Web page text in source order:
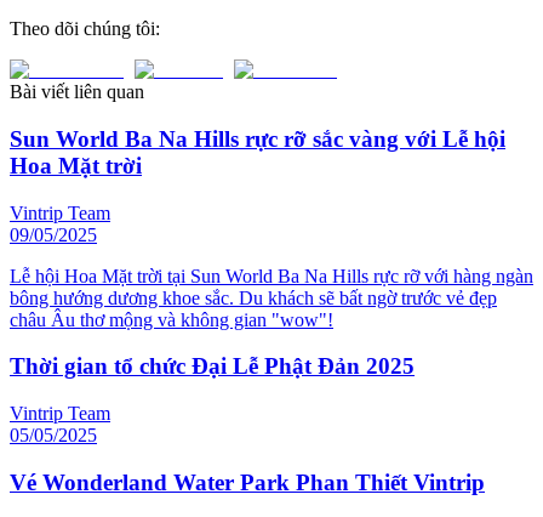
Theo dõi chúng tôi:
Bài viết liên quan
Sun World Ba Na Hills rực rỡ sắc vàng với Lễ hội
Hoa Mặt trời
Vintrip Team
09/05/2025
Lễ hội Hoa Mặt trời tại Sun World Ba Na Hills rực rỡ với hàng ngàn
bông hướng dương khoe sắc. Du khách sẽ bất ngờ trước vẻ đẹp
châu Âu thơ mộng và không gian "wow"!
Thời gian tổ chức Đại Lễ Phật Đản 2025
Vintrip Team
05/05/2025
Vé Wonderland Water Park Phan Thiết Vintrip